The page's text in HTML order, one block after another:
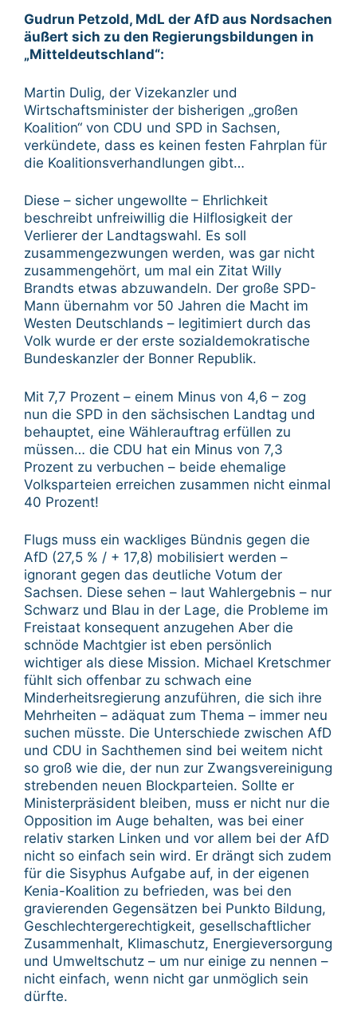
Gudrun Petzold, MdL der AfD aus Nordsachen
äußert sich zu den Regierungsbildungen in
„Mitteldeutschland“:
Martin Dulig, der Vizekanzler und
Wirtschaftsminister der bisherigen „großen
Koalition“ von CDU und SPD in Sachsen,
verkündete, dass es keinen festen Fahrplan für
die Koalitionsverhandlungen gibt…
Diese – sicher ungewollte – Ehrlichkeit
beschreibt unfreiwillig die Hilflosigkeit der
Verlierer der Landtagswahl. Es soll
zusammengezwungen werden, was gar nicht
zusammengehört, um mal ein Zitat Willy
Brandts etwas abzuwandeln. Der große SPD-
Mann übernahm vor 50 Jahren die Macht im
Westen Deutschlands – legitimiert durch das
Volk wurde er der erste sozialdemokratische
Bundeskanzler der Bonner Republik.
Mit 7,7 Prozent – einem Minus von 4,6 – zog
nun die SPD in den sächsischen Landtag und
behauptet, eine Wählerauftrag erfüllen zu
müssen… die CDU hat ein Minus von 7,3
Prozent zu verbuchen – beide ehemalige
Volksparteien erreichen zusammen nicht einmal
40 Prozent!
Flugs muss ein wackliges Bündnis gegen die
AfD (27,5 % / + 17,8) mobilisiert werden –
ignorant gegen das deutliche Votum der
Sachsen. Diese sehen – laut Wahlergebnis – nur
Schwarz und Blau in der Lage, die Probleme im
Freistaat konsequent anzugehen Aber die
schnöde Machtgier ist eben persönlich
wichtiger als diese Mission. Michael Kretschmer
fühlt sich offenbar zu schwach eine
Minderheitsregierung anzuführen, die sich ihre
Mehrheiten – adäquat zum Thema – immer neu
suchen müsste. Die Unterschiede zwischen AfD
und CDU in Sachthemen sind bei weitem nicht
so groß wie die, der nun zur Zwangsvereinigung
strebenden neuen Blockparteien. Sollte er
Ministerpräsident bleiben, muss er nicht nur die
Opposition im Auge behalten, was bei einer
relativ starken Linken und vor allem bei der AfD
nicht so einfach sein wird. Er drängt sich zudem
für die Sisyphus Aufgabe auf, in der eigenen
Kenia-Koalition zu befrieden, was bei den
gravierenden Gegensätzen bei Punkto Bildung,
Geschlechtergerechtigkeit, gesellschaftlicher
Zusammenhalt, Klimaschutz, Energieversorgung
und Umweltschutz – um nur einige zu nennen –
nicht einfach, wenn nicht gar unmöglich sein
dürfte.